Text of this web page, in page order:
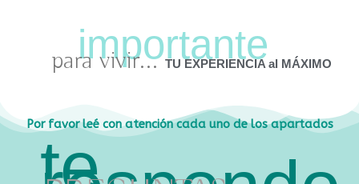
para vivir...TU EXPERIENCIA al MÁXIMO
Por favor leé con atención cada uno de los apartados